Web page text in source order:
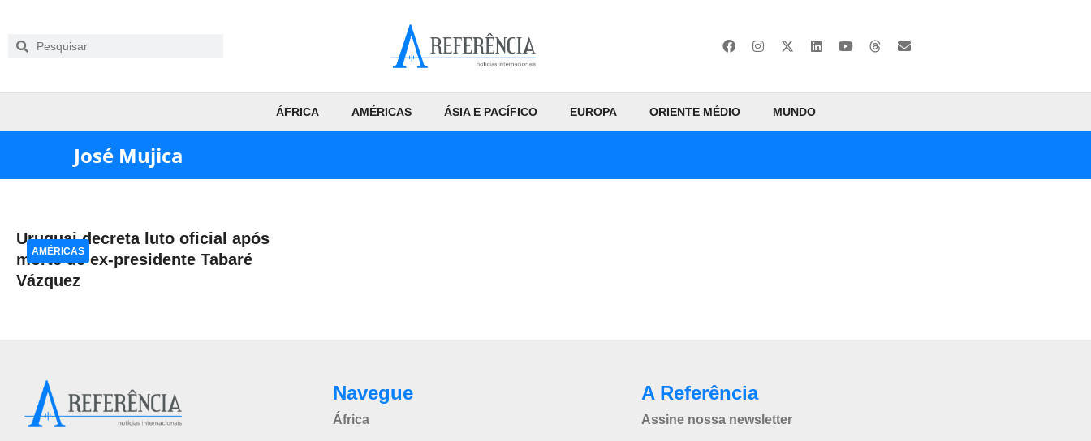
ÁFRICA AMÉRICAS ÁSIA E PACÍFICO EUROPA ORIENTE MÉDIO MUNDO
José Mujica
Uruguai decreta luto oficial após
morte de ex-presidente Tabaré
Vázquez
AMÉRICAS
Navegue
África
A Referência
Assine nossa newsletter